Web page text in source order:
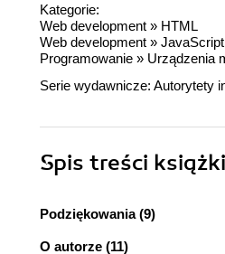
Kategorie:
Web development » HTML
Web development » JavaScript
Programowanie » Urządzenia
Serie wydawnicze: Autorytety
Spis treści książki
Podziękowania (9)
O autorze (11)